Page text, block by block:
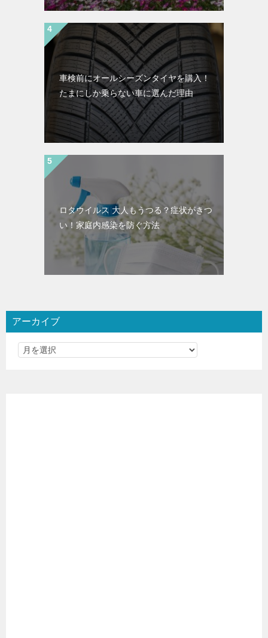
車検前にオールシーズンタイヤを購入！
たまにしか乗らない車に選んだ理由
ロタウイルス 大人もうつる？症状がきつ
い！家庭内感染を防ぐ方法
アーカイブ